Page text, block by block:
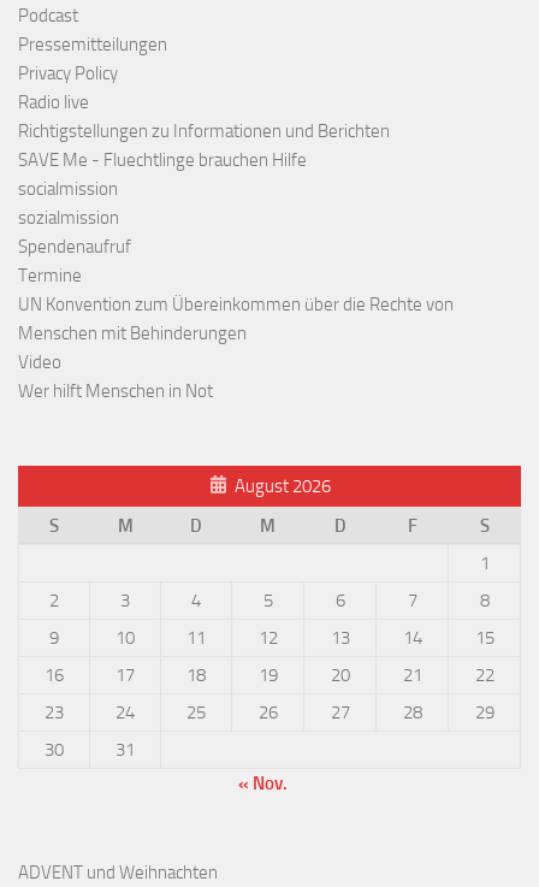
Podcast
Pressemitteilungen
Privacy Policy
Radio live
Richtigstellungen zu Informationen und Berichten
SAVE Me - Fluechtlinge brauchen Hilfe
socialmission
sozialmission
Spendenaufruf
Termine
UN Konvention zum Übereinkommen über die Rechte von
Menschen mit Behinderungen
Video
Wer hilft Menschen in Not
August 2026
S
M D M D F
S
1
2
3 4 5 6 7
8
9
10 11 12 13 14
15
16
17 18 19 20 21
22
23
24 25 26 27 28
29
30
31
« Nov.
ADVENT und Weihnachten